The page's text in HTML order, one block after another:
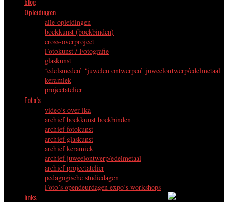
Opleidingen
alle opleidingen
boekkunst (boekbinden)
cross-overproject
Fotokunst / Fotografie
glaskunst
‘edelsmeden’ ‘juwelen ontwerpen’ juweelontwerp/edelmetaal
keramiek
projectatelier
Foto’s
video’s over ika
archief boekkunst boekbinden
archief fotokunst
archief glaskunst
archief keramiek
archief juweelontwerp/edelmetaal
archief projectatelier
pedagogische studiedagen
Foto’s opendeurdagen expo’s workshops
links